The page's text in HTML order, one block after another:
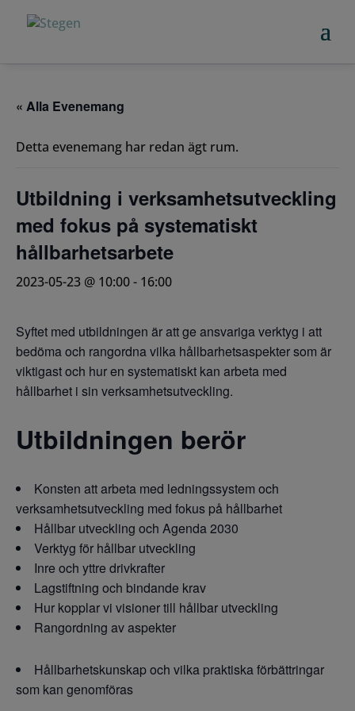
« Alla Evenemang
Detta evenemang har redan ägt rum.
Utbildning i verksamhetsutveckling
med fokus på systematiskt
hållbarhetsarbete
2023-05-23 @ 10:00- 16:00
Syftet med utbildningen är att ge ansvariga verktyg i att
bedöma och rangordna vilka hållbarhetsaspekter som är
viktigast och hur en systematiskt kan arbeta med
hållbarhet i sin verksamhetsutveckling.
Utbildningen berör
Konsten att arbeta med ledningssystem och
verksamhetsutveckling med fokus på hållbarhet
Hållbar utveckling och Agenda 2030
Verktyg för hållbar utveckling
Inre och yttre drivkrafter
Lagstiftning och bindande krav
Hur kopplar vi visioner till hållbar utveckling
Rangordning av aspekter
Hållbarhetskunskap och vilka praktiska förbättringar
som kan genomföras